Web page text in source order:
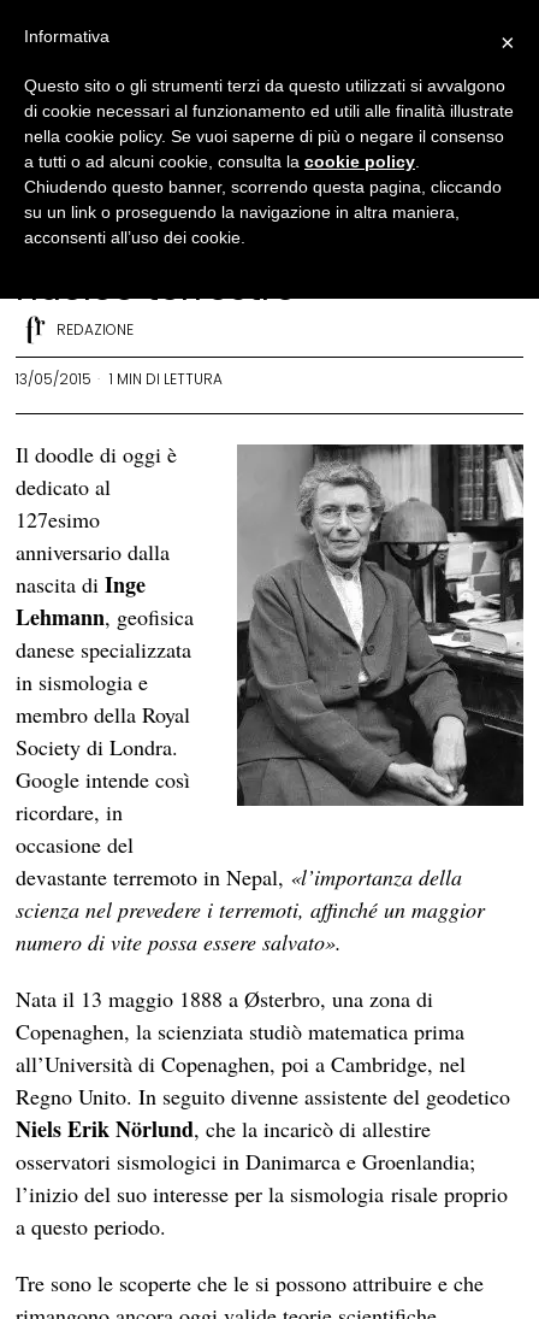
#IntellectualDoodle · News
#IntellectualDoodle – Inge
Lehmann, la scienziata
danese
che studiò terremoti e
nucleo terrestre
REDAZIONE
13/05/2015 1 MIN DI LETTURA
Il doodle di oggi è
dedicato al
127esimo
anniversario dalla
nascita diInge
Lehmann, geofisica
danese specializzata
in sismologia e
membro della Royal
Society di Londra.
Google intende così
ricordare, in
occasione del
devastante terremoto in Nepal, «l’importanza della
scienza nel prevedere i terremoti, affinché un maggior
numero di vite possa essere salvato».
Nata il 13 maggio 1888 a Østerbro, una zona di
Copenaghen, la scienziata studiò matematica prima
all’Università di Copenaghen, poi a Cambridge, nel
Regno Unito. In seguito divenne assistente del geodetico
Niels Erik Nörlund, che la incaricò di allestire
osservatori sismologici in Danimarca e Groenlandia;
l’inizio del suo interesse per la sismologia risale proprio
a questo periodo.
Tre sono le scoperte che le si possono attribuire e che
×
Informativa
Questo sito o gli strumenti terzi da questo utilizzati si avvalgono
di cookie necessari al funzionamento ed utili alle finalità illustrate
nella cookie policy. Se vuoi saperne di più o negare il consenso
a tutti o ad alcuni cookie, consulta la cookie policy
Chiudendo questo banner, scorrendo questa pagina, cliccando
su un link o proseguendo la navigazione in altra maniera,
acconsenti all’uso dei cookie.